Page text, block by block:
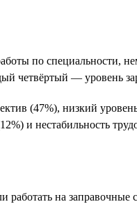
по специальности,
четвёртый — уровень
(47%), низкий
и нестабильность
на заправочные